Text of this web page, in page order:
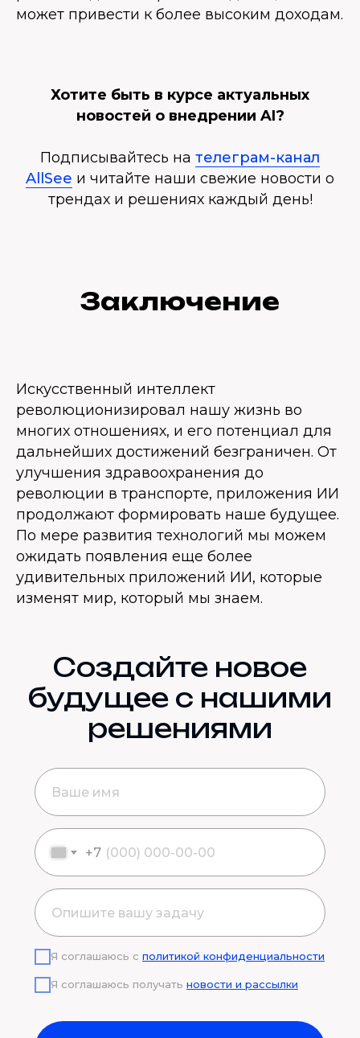
может привести к более высоким доходам.
Хотите быть в курсе актуальных
новостей о внедрении AI?
Подписывайтесь на телеграм-канал
AllSee и читайте наши свежие новости о
трендах и решениях каждый день!
Заключение
Искусственный интеллект
революционизировал нашу жизнь во
многих отношениях, и его потенциал для
дальнейших достижений безграничен. От
улучшения здравоохранения до
революции в транспорте, приложения ИИ
продолжают формировать наше будущее.
По мере развития технологий мы можем
ожидать появления еще более
удивительных приложений ИИ, которые
изменят мир, который мы знаем.
Создайте новое
будущее с нашими
решениями
+7
Я соглашаюсь с политикой конфиденциальности
Я соглашаюсь получать новости и рассылки